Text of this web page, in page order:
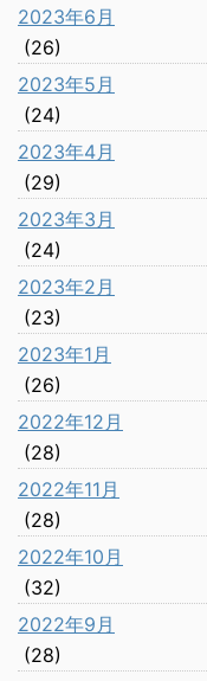
2023年6月
(26)
2023年5月
(24)
2023年4月
(29)
2023年3月
(24)
2023年2月
(23)
2023年1月
(26)
2022年12月
(28)
2022年11月
(28)
2022年10月
(32)
2022年9月
(28)